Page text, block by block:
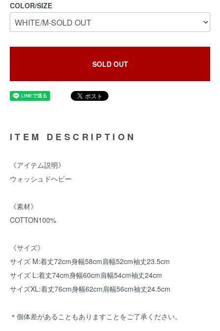
COLOR/SIZE
SOLD OUT
ITEM DESCRIPTION
《アイテム説明》
ウォッシュドヘビー
《素材》
COTTON100%
《サイズ》
サイズ M:着丈72cm身幅58cm肩幅52cm袖丈23.5cm
サイズ L:着丈74cm身幅60cm肩幅54cm袖丈24cm
サイズXL:着丈76cm身幅62cm肩幅56cm袖丈24.5cm
＊個体差があることもありますことをご了承ください。